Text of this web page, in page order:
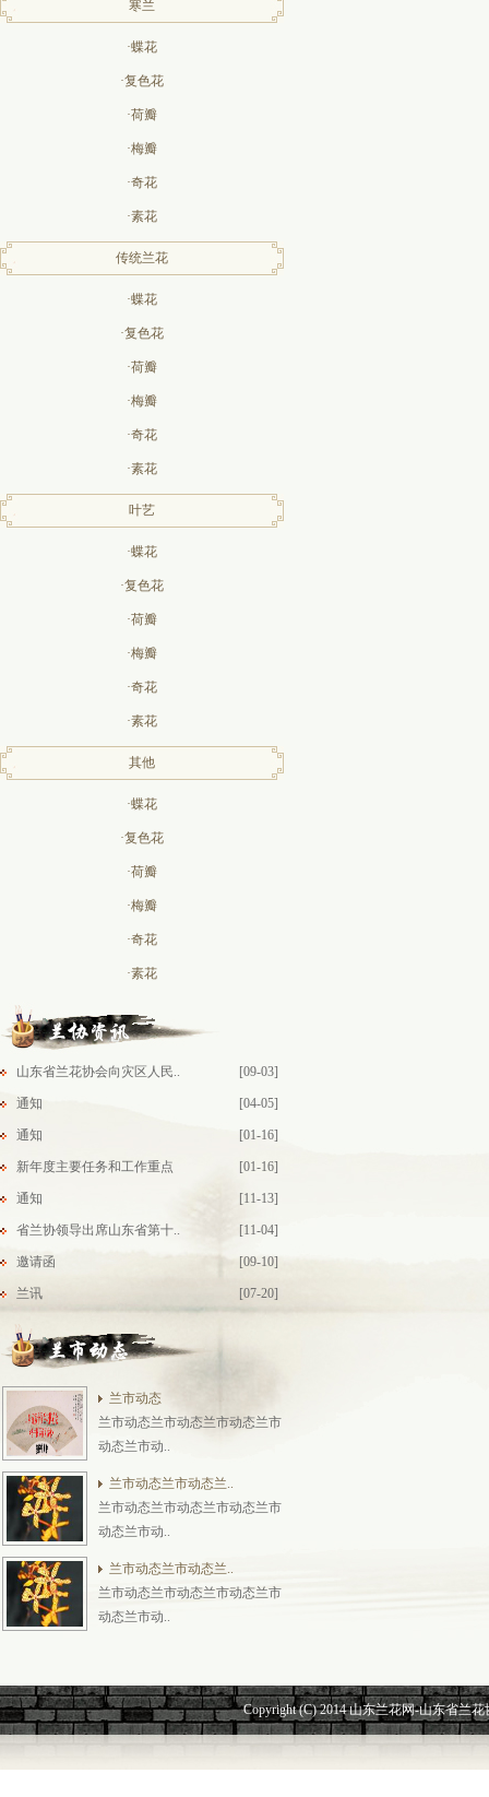
寒兰
·蝶花
·复色花
·荷瓣
·梅瓣
·奇花
·素花
传统兰花
·蝶花
·复色花
·荷瓣
·梅瓣
·奇花
·素花
叶艺
·蝶花
·复色花
·荷瓣
·梅瓣
·奇花
·素花
其他
·蝶花
·复色花
·荷瓣
·梅瓣
·奇花
·素花
[09-03]
山东省兰花协会向灾区人民..
[04-05]
通知
[01-16]
通知
[01-16]
新年度主要任务和工作重点
[11-13]
通知
[11-04]
省兰协领导出席山东省第十..
[09-10]
邀请函
[07-20]
兰讯
兰市动态
兰市动态兰市动态兰市动态兰市
动态兰市动..
兰市动态兰市动态兰..
兰市动态兰市动态兰市动态兰市
动态兰市动..
兰市动态兰市动态兰..
兰市动态兰市动态兰市动态兰市
动态兰市动..
Copyright (C) 2014 山东兰花网-山东省兰